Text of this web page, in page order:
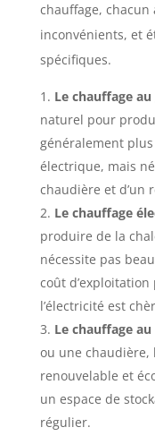
chauffage, chacun
inconvénients, et
spécifiques.
Le chauffage au
naturel pour
généralement
électrique, mais
chaudière et d’un
Le chauffage
produire de la
nécessite pas
coût
l’électricité est
Le chauffage
ou une chaudière,
renouvelable et
un espace de
régulier.